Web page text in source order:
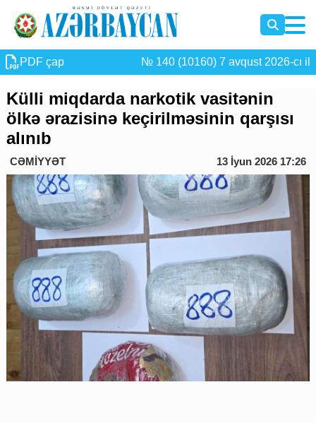
PDF çap № 140 (10160) 7 avqust 2026-cı il
Külli miqdarda narkotik vasitənin
ölkə ərazisinə keçirilməsinin qarşısı
alınıb
CƏMİYYƏT 13 İyun 2026 17:26